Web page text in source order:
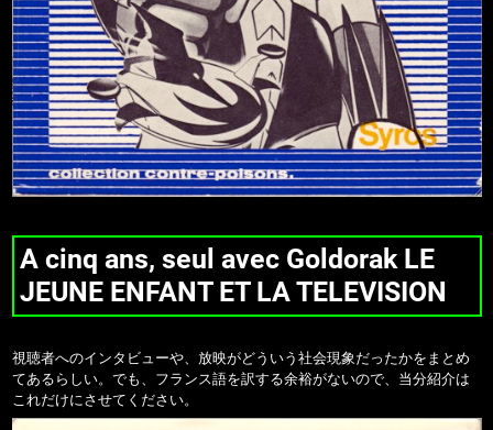
A cinq ans, seul avec Goldorak LE
JEUNE ENFANT ET LA TELEVISION
視聴者へのインタビューや、放映がどういう社会現象だったかをまとめ
てあるらしい。でも、フランス語を訳する余裕がないので、当分紹介は
これだけにさせてください。